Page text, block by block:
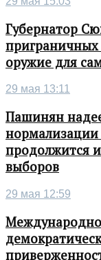
Губернатор
приграничных
оружие для
29 мая 13:11
Пашинян
продолжится
выборов
29 мая 12:59